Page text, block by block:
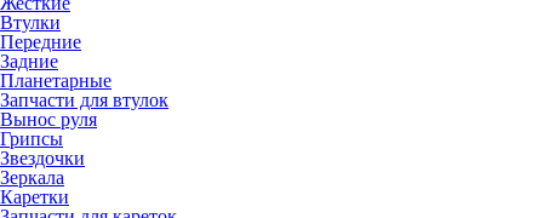
Втулки
Передние
Задние
Планетарные
Запчасти для втулок
Вынос руля
Грипсы
Звездочки
Зеркала
Каретки